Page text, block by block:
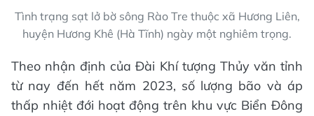
Tình trạng sạt lở bờ sông Rào Tre thuộc xã Hương Liên,
huyện Hương Khê (Hà Tĩnh) ngày một nghiêm trọng.
Theo nhận định của Đài Khí tượng Thủy văn tỉnh
từ nay đến hết năm 2023, số lượng bão và áp
thấp nhiệt đới hoạt động trên khu vực Biển Đông